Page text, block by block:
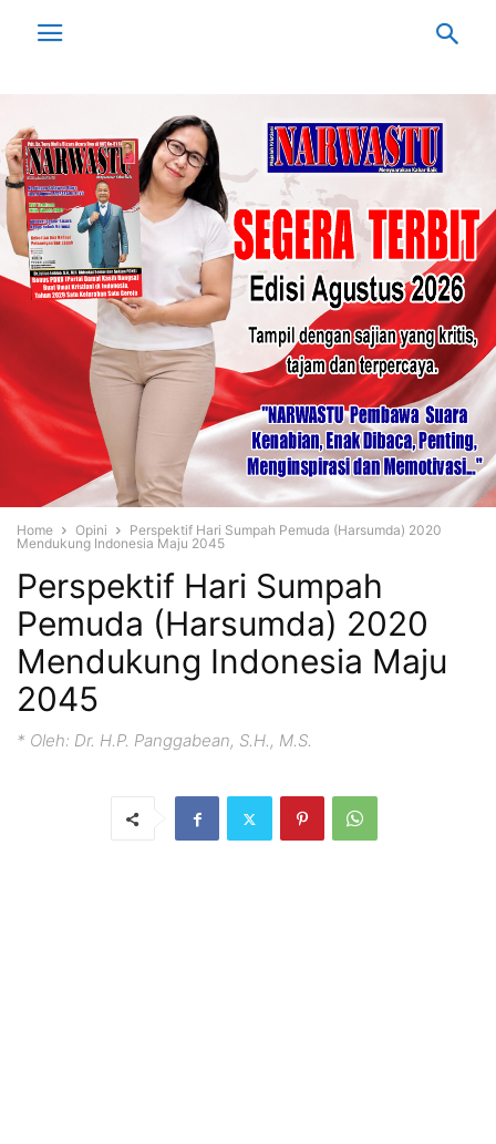
Home Opini
Perspektif Hari Sumpah Pemuda (Harsumda) 2020
Mendukung Indonesia Maju 2045
Perspektif Hari Sumpah
Pemuda (Harsumda) 2020
Mendukung Indonesia Maju
2045
* Oleh: Dr. H.P. Panggabean, S.H., M.S.